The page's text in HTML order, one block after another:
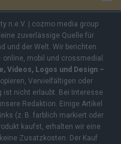
n.e.V. | cozmo media group
zuverlässige Quelle für
und der Welt. Wir berichten
mobil und crossmedial.
Videos, Logos und Design –
Vervielfältigen oder
ist nicht erlaubt. Bei Interesse
Redaktion. Einige Artikel
(z. B. farblich markiert oder
kaufst, erhalten wir eine
Zusatzkosten. Der Kauf